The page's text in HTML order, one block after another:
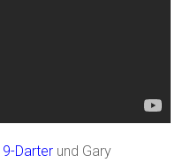
9-Darter und Gary